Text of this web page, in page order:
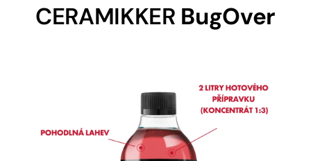
CERAMIKKER BugOver